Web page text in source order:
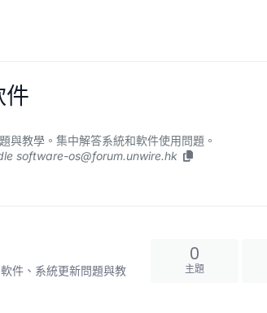
件
教學。集中解答系統和軟件使用問題。
software-os@forum.unwire.hk
件、系統更新問題與教
0
主題